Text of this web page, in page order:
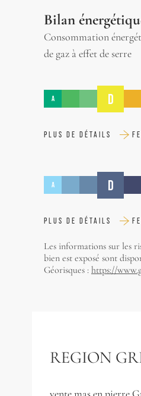
Bilan
Consommation
de gaz à effet de serre
A D
PLUS DE DÉTAILS
A D
PLUS DE DÉTAILS
Les informations sur les
bien est exposé sont
Géorisques : https://
REGION